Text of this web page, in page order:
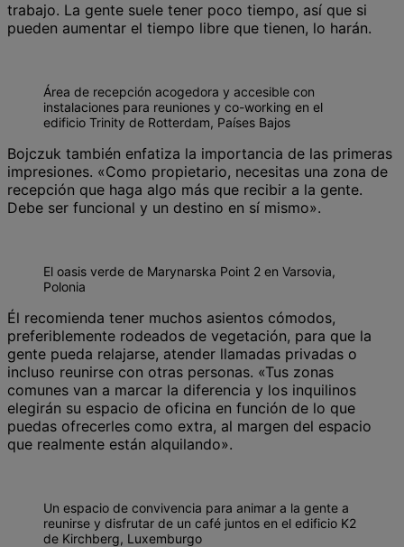
trabajo. La gente suele tener poco tiempo, así que si
pueden aumentar el tiempo libre que tienen, lo harán.
Área de recepción acogedora y accesible con
instalaciones para reuniones y co-working en el
edificio Trinity de Rotterdam, Países Bajos
Bojczuk también enfatiza la importancia de las primeras
impresiones. «Como propietario, necesitas una zona de
recepción que haga algo más que recibir a la gente.
Debe ser funcional y un destino en sí mismo».
El oasis verde de Marynarska Point 2 en Varsovia,
Polonia
Él recomienda tener muchos asientos cómodos,
preferiblemente rodeados de vegetación, para que la
gente pueda relajarse, atender llamadas privadas o
incluso reunirse con otras personas. «Tus zonas
comunes van a marcar la diferencia y los inquilinos
elegirán su espacio de oficina en función de lo que
puedas ofrecerles como extra, al margen del espacio
que realmente están alquilando».
Un espacio de convivencia para animar a la gente a
reunirse y disfrutar de un café juntos en el edificio K2
de Kirchberg, Luxemburgo